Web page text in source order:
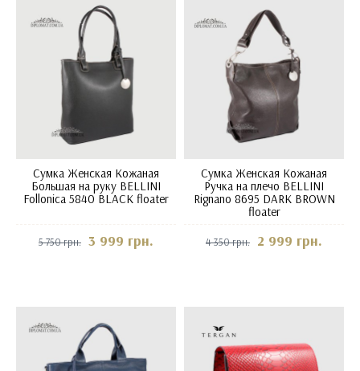
Сумка Женская Кожаная
Большая на руку BELLINI
Follonica 5840 BLACK floater
5 750 грн. 3 999 грн.
Сумка Женская Кожаная
Ручка на плечо BELLINI
Rignano 8695 DARK BROWN
floater
4 350 грн. 2 999 грн.